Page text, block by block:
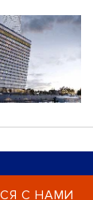
С НАМИ